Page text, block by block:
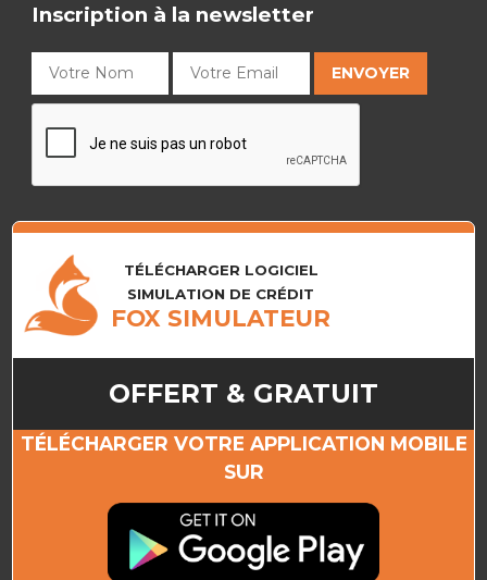
Inscription à la newsletter
TÉLÉCHARGER LOGICIEL
SIMULATION DE CRÉDIT
FOX SIMULATEUR
OFFERT & GRATUIT
TÉLÉCHARGER VOTRE APPLICATION MOBILE
SUR